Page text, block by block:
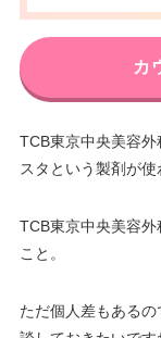
カ
TCB東京中央美容
スタという製剤が使
TCB東京中央美容外
こと。
ただ個人差もある